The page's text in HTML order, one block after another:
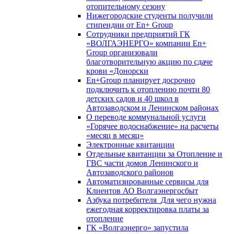
отопительному сезону
Нижегородские студенты получили
стипендии от En+ Group
Сотрудники предприятий ГК
«ВОЛГАЭНЕРГО» компании En+
Group организовали
благотворительную акцию по сдаче
крови «Донорски
En+Group планирует досрочно
подключить к отоплению почти 80
детских садов и 40 школ в
Автозаводском и Ленинском районах
О переводе коммунальной услуги
«Горячее водоснабжение» на расчеты
«месяц в месяц»
Электронные квитанции
Отдельные квитанции за Отопление и
ГВС части домов Ленинского и
Автозаводского районов
Автоматизированные сервисы для
Клиентов АО Волгаэнергосбыт
Азбука потребителя_Для чего нужна
ежегодная корректировка платы за
отопление
ГК «Волгаэнерго» запустила